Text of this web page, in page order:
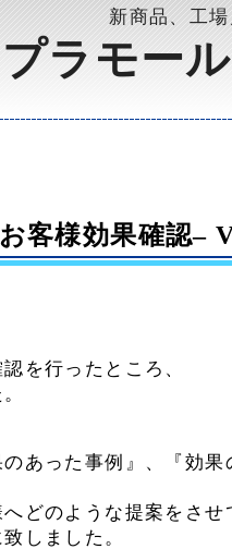
新商品、工
プラモー
客様効果確認–
を行ったところ、
あった事例』、『効
どのような提案をさ
しました。